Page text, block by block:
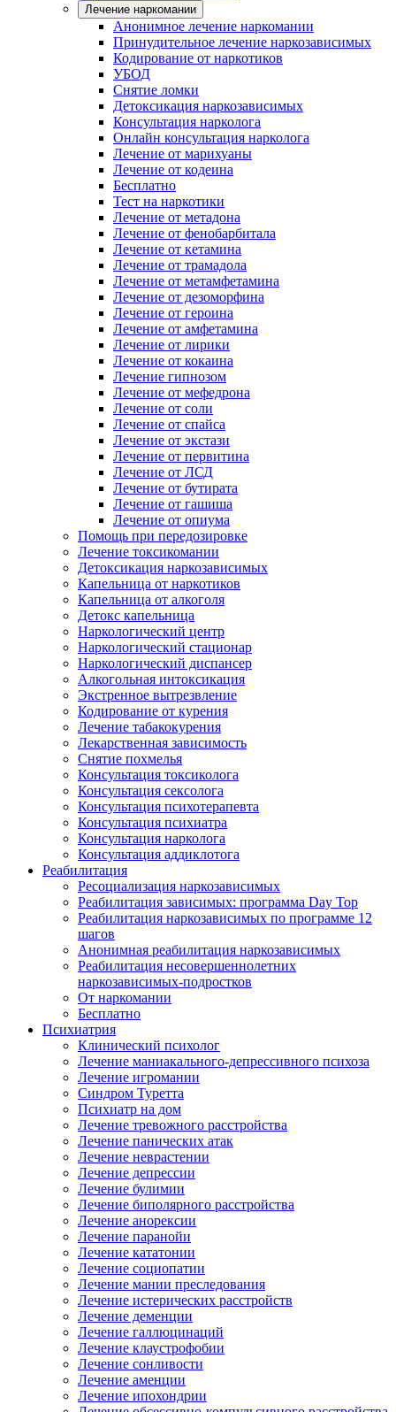
Лечение наркомании
Анонимное лечение наркомании
Принудительное лечение наркозависимых
Кодирование от наркотиков
УБОД
Снятие ломки
Детоксикация наркозависимых
Консультация нарколога
Онлайн консультация нарколога
Лечение от марихуаны
Лечение от кодеина
Бесплатно
Тест на наркотики
Лечение от метадона
Лечение от фенобарбитала
Лечение от кетамина
Лечение от трамадола
Лечение от метамфетамина
Лечение от дезоморфина
Лечение от героина
Лечение от амфетамина
Лечение от лирики
Лечение от кокаина
Лечение гипнозом
Лечение от мефедрона
Лечение от соли
Лечение от спайса
Лечение от экстази
Лечение от первитина
Лечение от ЛСД
Лечение от бутирата
Лечение от гашиша
Лечение от опиума
Помощь при передозировке
Лечение токсикомании
Детоксикация наркозависимых
Капельница от наркотиков
Капельница от алкоголя
Детокс капельница
Наркологический центр
Наркологический стационар
Наркологический диспансер
Алкогольная интоксикация
Экстренное вытрезвление
Кодирование от курения
Лечение табакокурения
Лекарственная зависимость
Снятие похмелья
Консультация токсиколога
Консультация сексолога
Консультация психотерапевта
Консультация психиатра
Консультация нарколога
Консультация аддиклотога
Реабилитация
Ресоциализация наркозависимых
Реабилитация зависимых: программа Day Top
Реабилитация наркозависимых по программе 12
шагов
Анонимная реабилитация наркозависимых
Реабилитация несовершеннолетних
наркозависимых-подростков
От наркомании
Бесплатно
Психиатрия
Клинический психолог
Лечение маниакального-депрессивного психоза
Лечение игромании
Синдром Туретта
Психиатр на дом
Лечение тревожного расстройства
Лечение панических атак
Лечение неврастении
Лечение депрессии
Лечение булимии
Лечение биполярного расстройства
Лечение анорексии
Лечение паранойи
Лечение кататонии
Лечение социопатии
Лечение мании преследования
Лечение истерических расстройств
Лечение деменции
Лечение галлюцинаций
Лечение клаустрофобии
Лечение сонливости
Лечение аменции
Лечение ипохондрии